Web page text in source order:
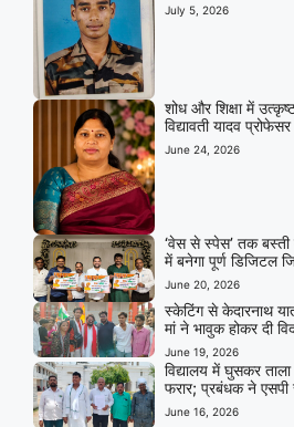
July 5, 2026
शोध और शिक्षा में
विद्यावती यादव
June 24, 2026
‘वेस से स्पेस’ तक
में बनेगा पूर्ण डिजिटल
June 20, 2026
स्केटिंग से केदारनाथ
मां ने भावुक होकर दी
June 19, 2026
विद्यालय में घुसकर
फरार; प्रबंधक ने एसपी
June 16, 2026